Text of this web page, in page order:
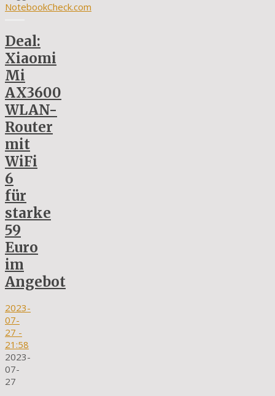
NotebookCheck.com
Deal:
Xiaomi
Mi
AX3600
WLAN-
Router
mit
WiFi
6
für
starke
59
Euro
im
Angebot
2023-
07-
27 -
21:58
2023-
07-
27